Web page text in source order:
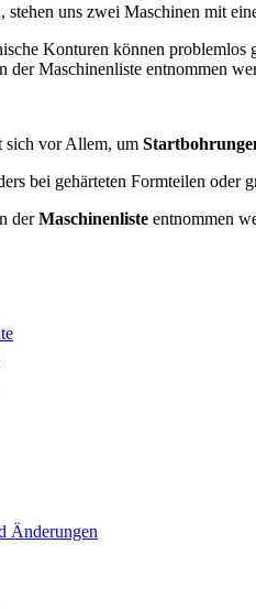
, stehen uns zwei Maschinen mit
Konturen können problemlos
der Maschinenliste entnommen
sich vor Allem, um
bei gehärteten Formteilen oder
derMaschinenliste entnommen
Änderungen